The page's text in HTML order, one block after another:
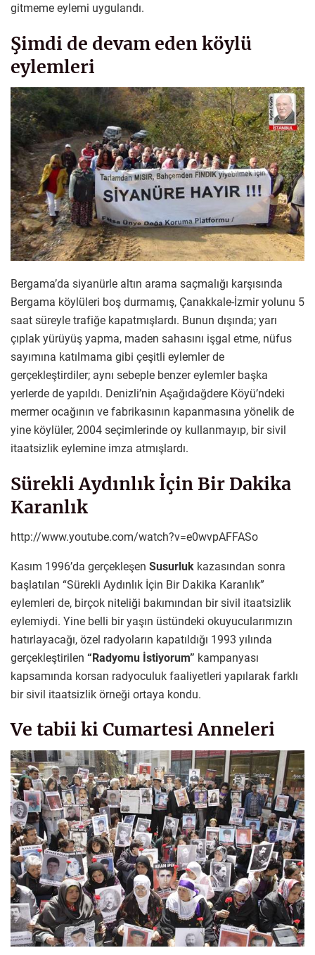
gitmeme eylemi uygulandı.
Şimdi de devam eden köylü
eylemleri
Bergama’da siyanürle altın arama saçmalığı karşısında
Bergama köylüleri boş durmamış, Çanakkale-İzmir yolunu 5
saat süreyle trafiğe kapatmışlardı. Bunun dışında; yarı
çıplak yürüyüş yapma, maden sahasını işgal etme, nüfus
sayımına katılmama gibi çeşitli eylemler de
gerçekleştirdiler; aynı sebeple benzer eylemler başka
yerlerde de yapıldı. Denizli’nin Aşağıdağdere Köyü’ndeki
mermer ocağının ve fabrikasının kapanmasına yönelik de
yine köylüler, 2004 seçimlerinde oy kullanmayıp, bir sivil
itaatsizlik eylemine imza atmışlardı.
Sürekli Aydınlık İçin Bir Dakika
Karanlık
http://www.youtube.com/watch?v=e0wvpAFFASo
Kasım 1996’da gerçekleşen Susurluk kazasından sonra
başlatılan “Sürekli Aydınlık İçin Bir Dakika Karanlık”
eylemleri de, birçok niteliği bakımından bir sivil itaatsizlik
eylemiydi. Yine belli bir yaşın üstündeki okuyucularımızın
hatırlayacağı, özel radyoların kapatıldığı 1993 yılında
gerçekleştirilen “Radyomu İstiyorum” kampanyası
kapsamında korsan radyoculuk faaliyetleri yapılarak farklı
bir sivil itaatsizlik örneği ortaya kondu.
Ve tabii ki Cumartesi Anneleri